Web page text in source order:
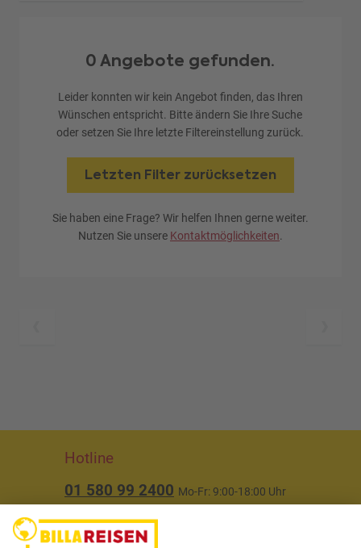
0 Angebote gefunden.
Leider konnten wir kein Angebot finden, das Ihren
Wünschen entspricht. Bitte ändern Sie Ihre Suche
oder setzen Sie Ihre letzte Filtereinstellung zurück.
Letzten Filter zurücksetzen
Sie haben eine Frage? Wir helfen Ihnen gerne weiter.
Nutzen Sie unsere Kontaktmöglichkeiten.
Hotline
01 580 99 2400 Mo-Fr: 9:00-18:00 Uhr